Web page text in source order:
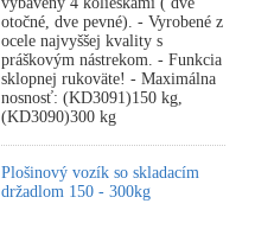
otočné, dve pevné). - Vyrobené z
ocele najvyššej kvality s
práškovým nástrekom. - Funkcia
sklopnej rukoväte! - Maximálna
nosnosť: (KD3091)150 kg,
(KD3090)300 kg
Plošinový vozík so skladacím
držadlom 150 - 300kg